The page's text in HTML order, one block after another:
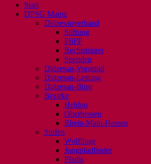
Start
DPSG Mainz
Diözesanverband
Stiftung
PfiFF
Rechtsträger
Spenden
Diözesan-Vorstand
Diözesan-Leitung
Diözesan-Büro
Bezirke
Heldon
Oberhessen
Rhein-Main-Hessen
Stufen
Wölflinge
Jungpfadfinder
Pfadis